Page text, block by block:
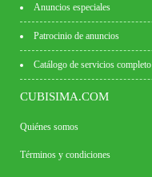
Anuncios especiales
Patrocinio de anuncios
Catálogo de servicios completo
CUBISIMA.COM
Quiénes somos
Términos y condiciones